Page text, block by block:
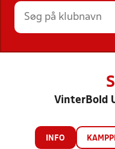
VinterBold
INFO